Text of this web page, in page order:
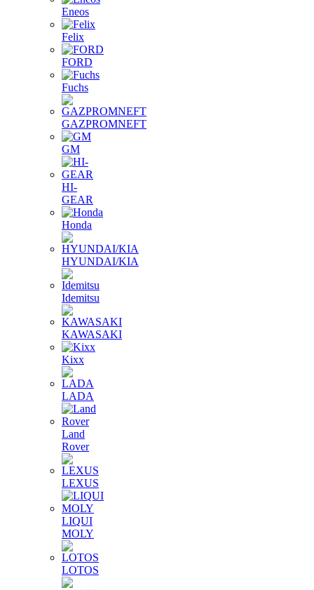
Eneos
Felix
FORD
Fuchs
GAZPROMNEFT
GM
HI-
GEAR
Honda
HYUNDAI/KIA
Idemitsu
KAWASAKI
Kixx
LADA
Land
Rover
LEXUS
LIQUI
MOLY
LOTOS